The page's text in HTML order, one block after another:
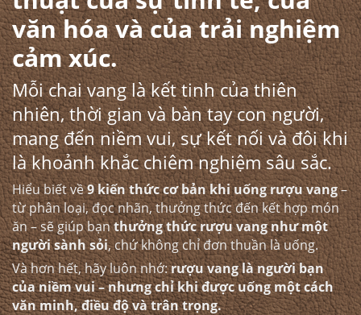
văn hóa và của trải nghiệm
cảm xúc.
Mỗi chai vang là kết tinh của thiên
nhiên, thời gian và bàn tay con người,
mang đến niềm vui, sự kết nối và đôi khi
là khoảnh khắc chiêm nghiệm sâu sắc.
Hiểu biết về9 kiến thức cơ bản khi uống rượu vang–
từ phân loại, đọc nhãn, thưởng thức đến kết hợp món
ăn – sẽ giúp bạnthưởng thức rượu vang như một
người sành sỏi, chứ không chỉ đơn thuần là uống.
Và hơn hết, hãy luôn nhớ:rượu vang là người bạn
của niềm vui – nhưng chỉ khi được uống một cách
văn minh, điều độ và trân trọng.